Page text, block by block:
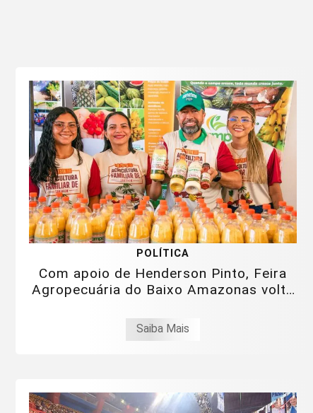
POLÍTICA
Com apoio de Henderson Pinto, Feira
Agropecuária do Baixo Amazonas volta
Saiba Mais